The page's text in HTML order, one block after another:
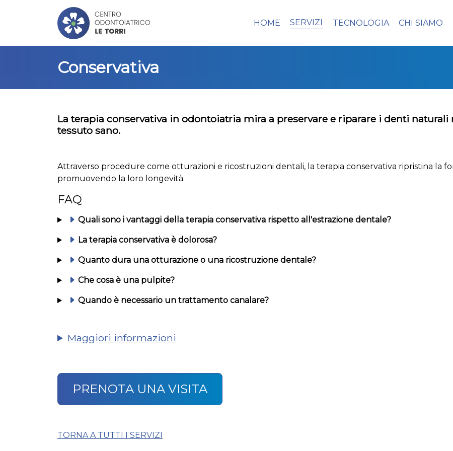
HOME SERVIZI TECNOLOGIA CHI SIAMO
Conservativa
La terapia conservativa in odontoiatria mira a preservare e riparare i denti
tessuto sano.
Attraverso procedure come otturazioni e ricostruzioni dentali, la terapia conservativa ripristina la
promuovendo la loro longevità.
FAQ
Quali sono i vantaggi della terapia conservativa rispetto all'estrazione dentale?
La terapia conservativa è dolorosa?
Quanto dura una otturazione o una ricostruzione dentale?
Che cosa è una pulpite?
Quando è necessario un trattamento canalare?
Maggiori informazioni
PRENOTA UNA VISITA
TORNA A TUTTI I SERVIZI